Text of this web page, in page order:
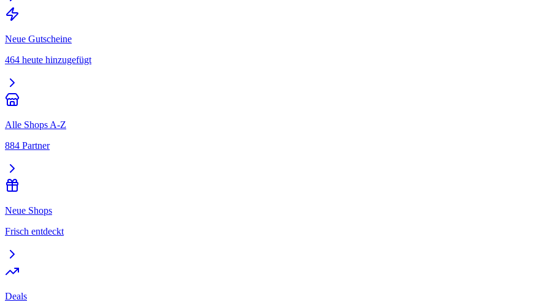
Neue Gutscheine
464 heute hinzugefügt
Alle Shops A-Z
884 Partner
Neue Shops
Frisch entdeckt
Deals